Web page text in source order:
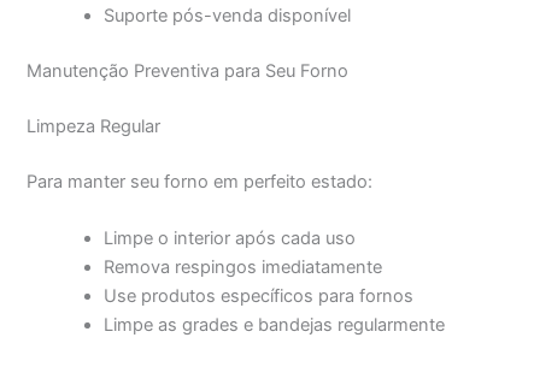
Suporte pós-venda disponível
Manutenção Preventiva para Seu Forno
Limpeza Regular
Para manter seu forno em perfeito estado:
Limpe o interior após cada uso
Remova respingos imediatamente
Use produtos específicos para fornos
Limpe as grades e bandejas regularmente